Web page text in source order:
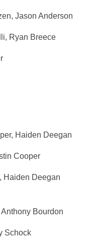
Jason Anderson
Ryan Breece
Haiden Deegan
Cooper
Haiden Deegan
Bourdon
Schock